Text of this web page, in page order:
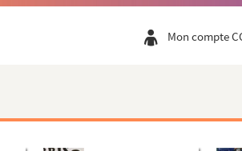
Mon compte